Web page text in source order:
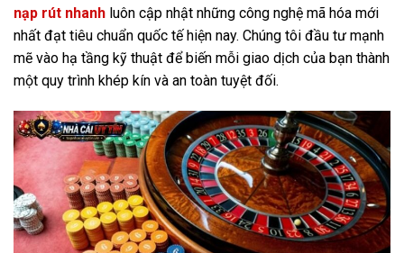
nạp rút nhanh luôn cập nhật những công nghệ mã hóa mới
nhất đạt tiêu chuẩn quốc tế hiện nay. Chúng tôi đầu tư mạnh
mẽ vào hạ tầng kỹ thuật để biến mỗi giao dịch của bạn thành
một quy trình khép kín và an toàn tuyệt đối.